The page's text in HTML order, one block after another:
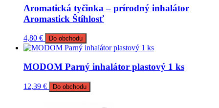
Aromatická tyčinka – prírodný inhalátor
Aromastick Štíhlosť
4,80 € Do obchodu
MODOM Parný inhalátor plastový 1 ks
12,39 € Do obchodu